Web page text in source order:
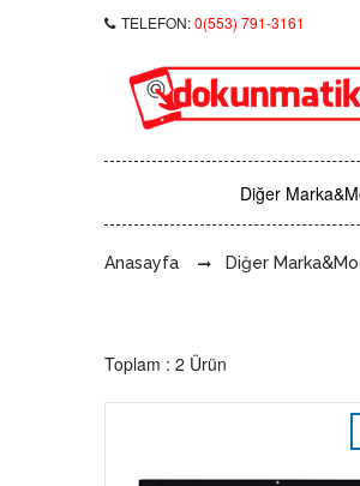
TELEFON:0(553) 791-3161
Diğer
Anasayfa Diğer
Toplam : 2 Ürün